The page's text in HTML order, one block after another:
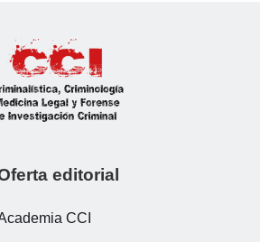
editorial
CCI